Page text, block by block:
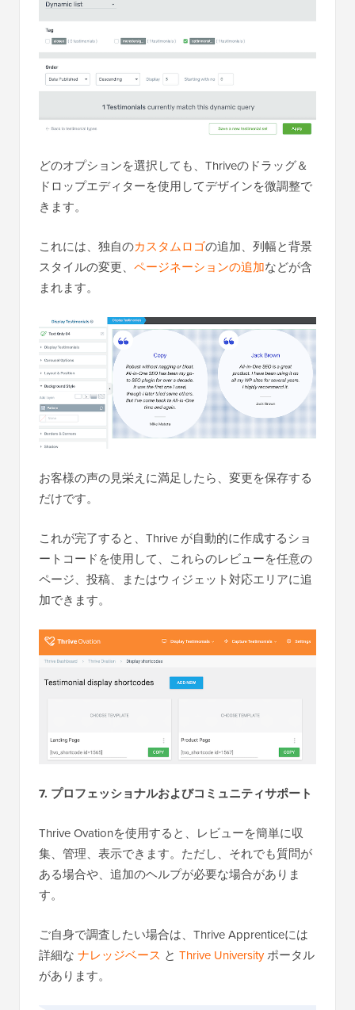
どのオプションを選択しても、Thriveのドラッグ＆
ドロップエディターを使用してデザインを微調整で
きます。
これには、独自のカスタムロゴの追加、列幅と背景
スタイルの変更、 ページネーションの追加などが含
まれます。
お客様の声の見栄えに満足したら、変更を保存する
だけです。
これが完了すると、Thrive が自動的に作成するショ
ートコードを使用して、これらのレビューを任意の
ページ、投稿、またはウィジェット対応エリアに追
加できます。
7. プロフェッショナルおよびコミュニティサポート
Thrive Ovationを使用すると、レビューを簡単に収
集、管理、表示できます。ただし、それでも質問が
ある場合や、追加のヘルプが必要な場合がありま
す。
ご自身で調査したい場合は、Thrive Apprenticeには
詳細な ナレッジベース と Thrive Universityポータル
があります。